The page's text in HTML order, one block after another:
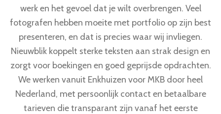
werk en het gevoel dat je wilt overbrengen. Veel
fotografen hebben moeite met portfolio op zijn best
presenteren, en dat is precies waar wij invliegen.
Nieuwblik koppelt sterke teksten aan strak design en
zorgt voor boekingen en goed geprijsde opdrachten.
We werken vanuit Enkhuizen voor MKB door heel
Nederland, met persoonlijk contact en betaalbare
tarieven die transparant zijn vanaf het eerste